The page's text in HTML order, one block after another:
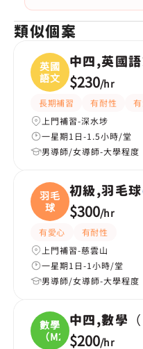
類似個案
英國
語文
中四,英國
$230/hr
長期補習 有耐性
上門補習-深水埗
一星期1日-1.5小時/堂
男導師/女導師-大學程度
羽毛
球
初級,羽毛球
$300/hr
有愛心
有耐性
上門補習-慈雲山
一星期1日-1小時/堂
男導師/女導師-大學程度
數學
（M2
中四,數學（
$200/hr